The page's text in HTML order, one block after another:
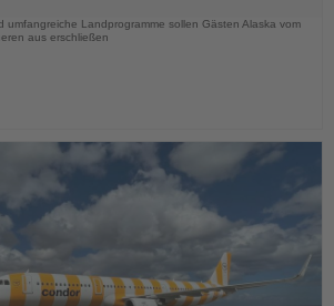
umfangreiche Landprogramme sollen Gästen Alaska vom
aus erschließen